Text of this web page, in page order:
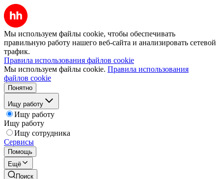
Мы используем файлы cookie, чтобы обеспечивать
правильную работу нашего веб-сайта и анализировать сетевой
трафик.
Правила использования файлов cookie
Мы используем файлы cookie. Правила использования
файлов cookie
Понятно
Ищу работу
Ищу работу
Ищу работу
Ищу сотрудника
Сервисы
Помощь
Ещё
Поиск